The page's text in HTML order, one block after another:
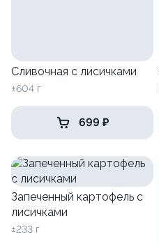
Сливочная с лисичками
±604 г
699 ₽
Запеченный картофель с
лисичками
±233 г